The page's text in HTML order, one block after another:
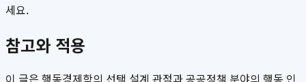
세요.
참고와 적용
이 글은 행동경제학의 선택 설계 관점과 공공정책 분야의 행동 인